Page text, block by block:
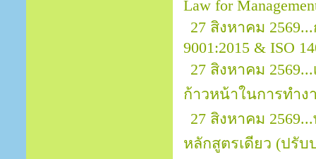
Law for
27 สิงหาคม
9001:2015 & ISO
27 สิงหาคม
ก้าวหน้าในการทำง
27 สิงหาคม
หลักสูตรเดียว (ปรับ